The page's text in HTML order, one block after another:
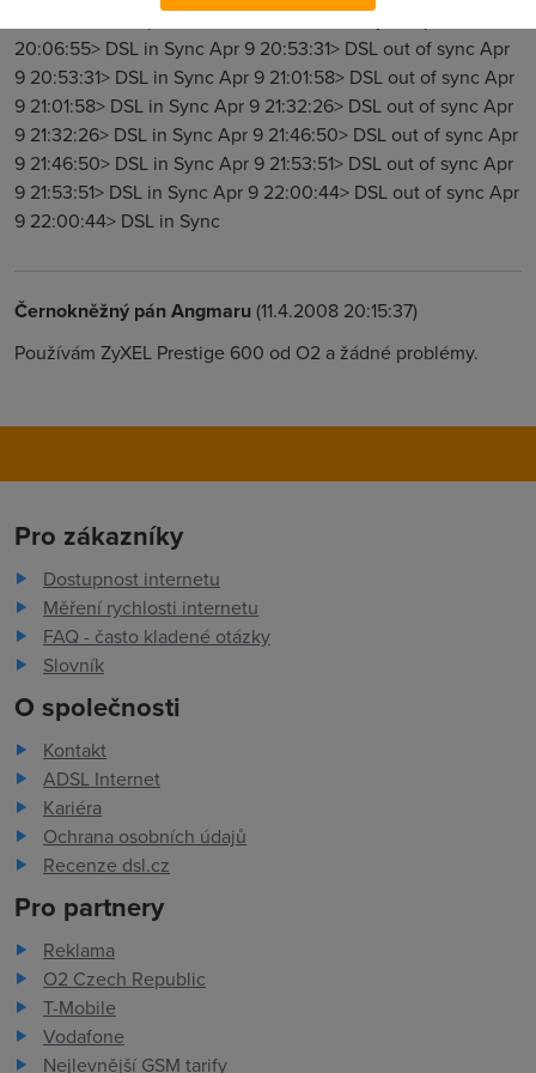
0xA30085B0 Apr 9 20:06:55> DSL out of sync Apr 9
20:06:55> DSL in Sync Apr 9 20:53:31> DSL out of sync Apr
9 20:53:31> DSL in Sync Apr 9 21:01:58> DSL out of sync Apr
9 21:01:58> DSL in Sync Apr 9 21:32:26> DSL out of sync Apr
9 21:32:26> DSL in Sync Apr 9 21:46:50> DSL out of sync Apr
9 21:46:50> DSL in Sync Apr 9 21:53:51> DSL out of sync Apr
9 21:53:51> DSL in Sync Apr 9 22:00:44> DSL out of sync Apr
9 22:00:44> DSL in Sync
Černokněžný pán Angmaru(11.4.2008 20:15:37)
Používám ZyXEL Prestige 600 od O2 a žádné problémy.
Pro zákazníky
Dostupnost internetu
Měření rychlosti internetu
FAQ - často kladené otázky
Slovník
O společnosti
Kontakt
ADSL Internet
Kariéra
Ochrana osobních údajů
Recenze dsl.cz
Pro partnery
Reklama
O2 Czech Republic
T-Mobile
Vodafone
Nejlevnější GSM tarify